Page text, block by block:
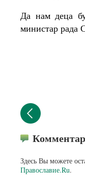
Да нам деца
министар рада
Здесь Вы можете
Православие.Ru.